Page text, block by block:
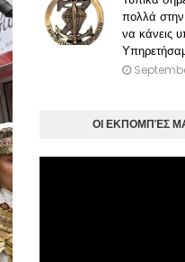
πολλά στην
να κάνεις
ΟΙ ΕΚΠΟΜΠΈΣ